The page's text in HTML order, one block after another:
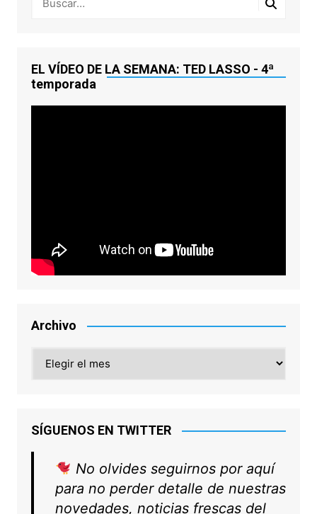
EL VÍDEO DE LA SEMANA: TED LASSO - 4ª
temporada
Archivo
SÍGUENOS EN TWITTER
No olvides seguirnos por aquí
para no perder detalle de nuestras
novedades, noticias frescas del